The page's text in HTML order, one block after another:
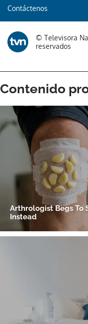
Contáctenos
© Televisora
reservados